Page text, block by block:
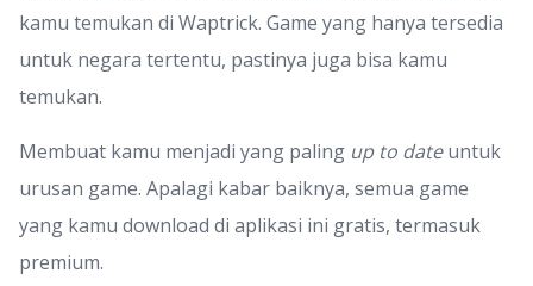
kamu temukan di Waptrick. Game yang hanya tersedia
untuk negara tertentu, pastinya juga bisa kamu
temukan.
Membuat kamu menjadi yang paling up to dateuntuk
urusan game. Apalagi kabar baiknya, semua game
yang kamu download di aplikasi ini gratis, termasuk
premium.